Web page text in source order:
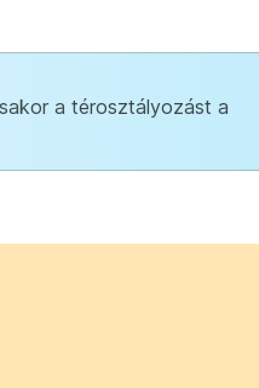
a térosztályozást a